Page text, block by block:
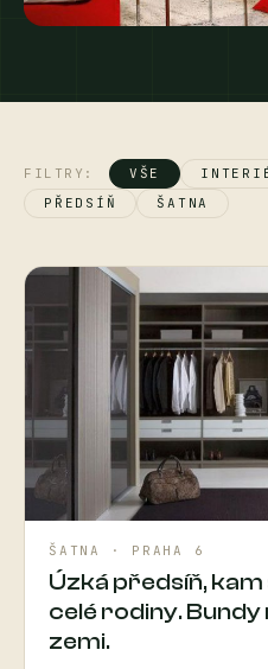
FILTRY: VŠE
PŘEDSÍŇ
ŠATNA
ŠATNA · PRAHA 6
Úzká předsíň,
celé rodiny. Bundy
zemi.